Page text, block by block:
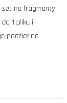
set na fragmenty
1 pliku i
podział na